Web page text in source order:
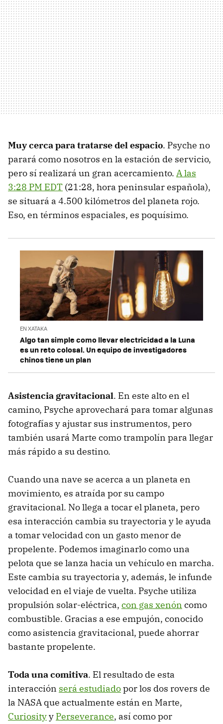
Muy cerca para tratarse del espacio. Psyche no
parará como nosotros en la estación de servicio,
pero sí realizará un gran acercamiento. A las
3:28 PM EDT (21:28, hora peninsular española),
se situará a 4.500 kilómetros del planeta rojo.
Eso, en términos espaciales, es poquísimo.
EN XATAKA
Algo tan simple como llevar electricidad a la Luna
es un reto colosal. Un equipo de investigadores
chinos tiene un plan
Asistencia gravitacional. En este alto en el
camino, Psyche aprovechará para tomar algunas
fotografías y ajustar sus instrumentos, pero
también usará Marte como trampolín para llegar
más rápido a su destino.
Cuando una nave se acerca a un planeta en
movimiento, es atraída por su campo
gravitacional. No llega a tocar el planeta, pero
esa interacción cambia su trayectoria y le ayuda
a tomar velocidad con un gasto menor de
propelente. Podemos imaginarlo como una
pelota que se lanza hacia un vehículo en marcha.
Este cambia su trayectoria y, además, le infunde
velocidad en el viaje de vuelta. Psyche utiliza
propulsión solar-eléctrica, con gas xenón como
combustible. Gracias a ese empujón, conocido
como asistencia gravitacional, puede ahorrar
bastante propelente.
Toda una comitiva. El resultado de esta
interacción será estudiadopor los dos rovers de
la NASA que actualmente están en Marte,
Curiosityy Perseverance, así como por